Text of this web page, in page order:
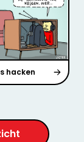
hacken